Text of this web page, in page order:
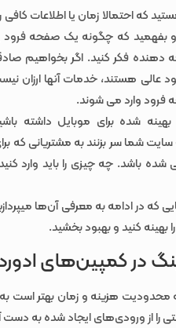
که احتمالا زمان یا اطلاعات
و بفهمید که چگونه یک صفحه فرود
فکر کنید. اگر بخواهیم
هستند، خدمات آنها ارزان
وارد می شوند.
شده برای موبایل داشته
سایت شما سر بزنند به مشتریانی که
باشد. چه چیزی را باید وارد
که در ادامه به معرفی آن‌ها
کنید و بهبود بخشید.
در کمپین‌های
محدودیت هزینه و زمان بهتر است
را از ورودی‌های ایجاد شده به